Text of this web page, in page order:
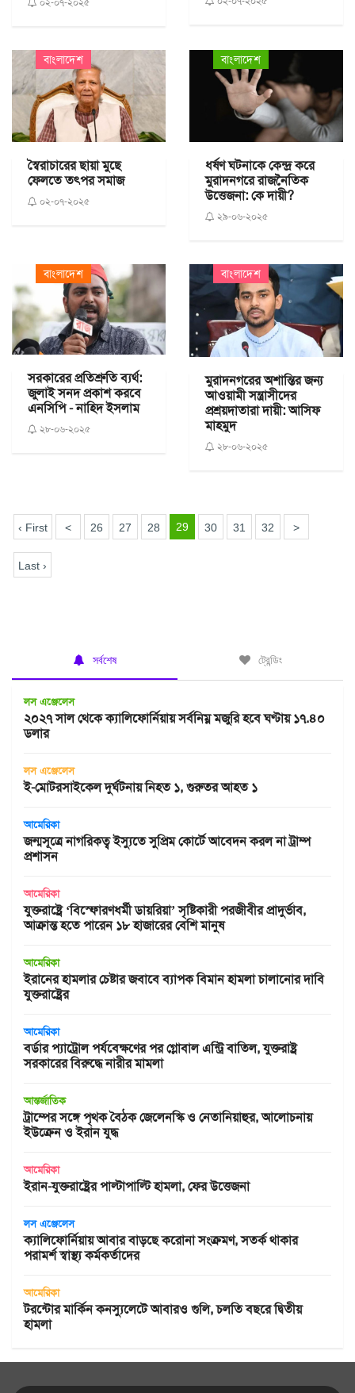
বাংলাদেশ
স্বৈরাচারের ছায়া মুছে
ফেলতে তৎপর সমাজ
০২-০৭-২০২৫
বাংলাদেশ
ধর্ষণ ঘটনাকে কেন্দ্র করে
মুরাদনগরে রাজনৈতিক
উত্তেজনা: কে দায়ী?
২৯-০৬-২০২৫
বাংলাদেশ
সরকারের প্রতিশ্রুতি ব্যর্থ:
জুলাই সনদ প্রকাশ করবে
এনসিপি - নাহিদ ইসলাম
২৮-০৬-২০২৫
বাংলাদেশ
মুরাদনগরের অশান্তির জন্য
আওয়ামী সন্ত্রাসীদের
প্রশ্রয়দাতারা দায়ী: আসিফ
মাহমুদ
২৮-০৬-২০২৫
‹ First < 26 27 28 29 30 31 32 >
Last ›
সর্বশেষ ট্রেন্ডিং
লস এঞ্জেলেস
২০২৭ সাল থেকে ক্যালিফোর্নিয়ায় সর্বনিম্ন মজুরি হবে ঘণ্টায় ১৭.৪০
ডলার
লস এঞ্জেলেস
ই-মোটরসাইকেল দুর্ঘটনায় নিহত ১, গুরুতর আহত ১
আমেরিকা
জন্মসূত্রে নাগরিকত্ব ইস্যুতে সুপ্রিম কোর্টে আবেদন করল না ট্রাম্প
প্রশাসন
আমেরিকা
যুক্তরাষ্ট্রে ‘বিস্ফোরণধর্মী ডায়রিয়া’ সৃষ্টিকারী পরজীবীর প্রাদুর্ভাব,
আক্রান্ত হতে পারেন ১৮ হাজারের বেশি মানুষ
আমেরিকা
ইরানের হামলার চেষ্টার জবাবে ব্যাপক বিমান হামলা চালানোর দাবি
যুক্তরাষ্ট্রের
আমেরিকা
বর্ডার প্যাট্রোল পর্যবেক্ষণের পর গ্লোবাল এন্ট্রি বাতিল, যুক্তরাষ্ট্র
সরকারের বিরুদ্ধে নারীর মামলা
আন্তর্জাতিক
ট্রাম্পের সঙ্গে পৃথক বৈঠক জেলেনস্কি ও নেতানিয়াহুর, আলোচনায়
ইউক্রেন ও ইরান যুদ্ধ
আমেরিকা
ইরান-যুক্তরাষ্ট্রের পাল্টাপাল্টি হামলা, ফের উত্তেজনা
লস এঞ্জেলেস
ক্যালিফোর্নিয়ায় আবার বাড়ছে করোনা সংক্রমণ, সতর্ক থাকার
পরামর্শ স্বাস্থ্য কর্মকর্তাদের
আমেরিকা
টরন্টোর মার্কিন কনস্যুলেটে আবারও গুলি, চলতি বছরে দ্বিতীয়
হামলা